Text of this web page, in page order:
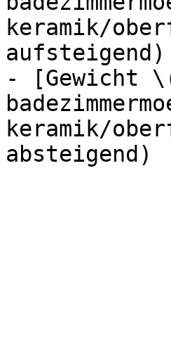
keramik/
aufsteigend)
- [Gewicht
keramik/